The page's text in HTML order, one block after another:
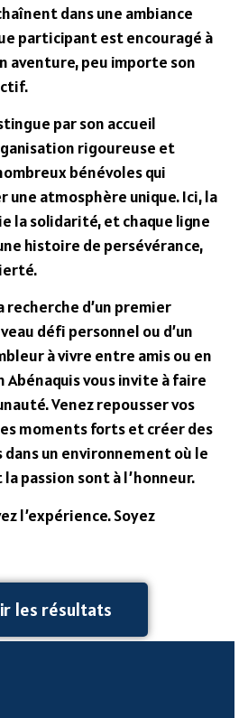
dans une ambiance
participant est encouragé à
aventure, peu importe son
par son accueil
rigoureuse et
bénévoles qui
une atmosphère unique. Ici, la
la solidarité, et chaque ligne
histoire de persévérance,
recherche d’un premier
défi personnel ou d’un
à vivre entre amis ou en
Abénaquis vous invite à faire
Venez repousser vos
moments forts et créer des
dans un environnement où le
passion sont à l’honneur.
l’expérience. Soyez
les résultats